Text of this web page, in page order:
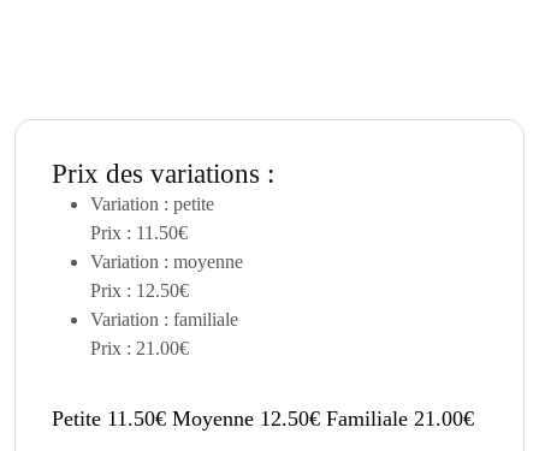
Prix des variations :
Variation : petite
Prix : 11.50€
Variation : moyenne
Prix : 12.50€
Variation : familiale
Prix : 21.00€
Petite 11.50€ Moyenne 12.50€ Familiale 21.00€